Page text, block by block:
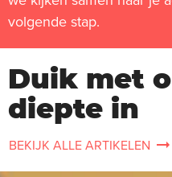
volgende stap.
Duik met
diepte in
BEKIJK ALLE ARTIKELEN